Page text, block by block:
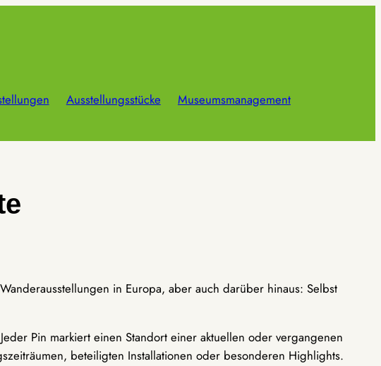
Ausstellungsstücke
Museumsmanagement
in Europa, aber auch darüber hinaus: Selbst
Pin markiert einen Standort einer aktuellen oder vergangenen
beteiligten Installationen oder besonderen Highlights.